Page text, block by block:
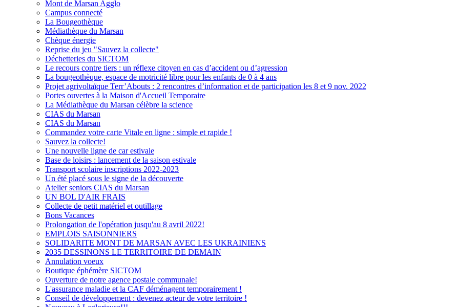
Mont de Marsan Agglo
Campus connecté
La Bougeothèque
Médiathèque du Marsan
Chèque énergie
Reprise du jeu "Sauvez la collecte"
Déchetteries du SICTOM
Le recours contre tiers : un réflexe citoyen en cas d’accident ou d’agression
La bougeothèque, espace de motricité libre pour les enfants de 0 à 4 ans
Projet agrivoltaïque Terr’Abouts : 2 rencontres d’information et de participation les 8 et 9 nov. 2022
Portes ouvertes à la Maison d'Accueil Temporaire
La Médiathèque du Marsan célèbre la science
CIAS du Marsan
CIAS du Marsan
Commandez votre carte Vitale en ligne : simple et rapide !
Sauvez la collecte!
Une nouvelle ligne de car estivale
Base de loisirs : lancement de la saison estivale
Transport scolaire inscriptions 2022-2023
Un été placé sous le signe de la découverte
Atelier seniors CIAS du Marsan
UN BOL D'AIR FRAIS
Collecte de petit matériel et outillage
Bons Vacances
Prolongation de l'opération jusqu'au 8 avril 2022!
EMPLOIS SAISONNIERS
SOLIDARITE MONT DE MARSAN AVEC LES UKRAINIENS
2035 DESSINONS LE TERRITOIRE DE DEMAIN
Annulation voeux
Boutique éphémère SICTOM
Ouverture de notre agence postale communale!
L'assurance maladie et la CAF déménagent temporairement !
Conseil de développement : devenez acteur de votre territoire !